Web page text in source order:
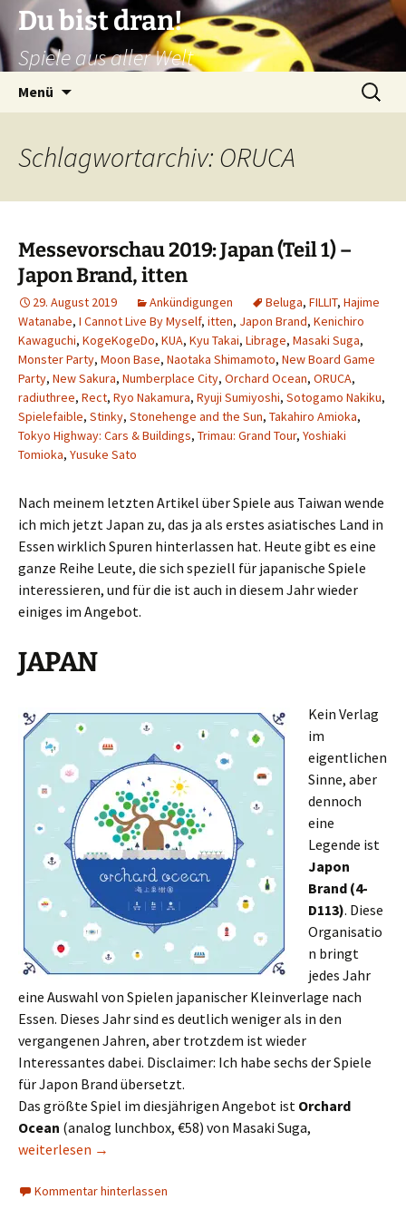
Zum
Inhalt
springen
Du bist dran!
Spiele aus aller Welt
Menü
Suchen
nach:
Schlagwortarchiv: ORUCA
Messevorschau 2019: Japan (Teil 1) –
Japon Brand, itten
29. August 2019 Ankündigungen Beluga, FILLIT, Hajime
Watanabe, I Cannot Live By Myself, itten, Japon Brand, Kenichiro
Kawaguchi, KogeKogeDo, KUA, Kyu Takai, Librage, Masaki Suga,
Monster Party, Moon Base, Naotaka Shimamoto, New Board Game
Party, New Sakura, Numberplace City, Orchard Ocean, ORUCA,
radiuthree, Rect, Ryo Nakamura, Ryuji Sumiyoshi, Sotogamo Nakiku,
Spielefaible, Stinky, Stonehenge and the Sun, Takahiro Amioka,
Tokyo Highway: Cars & Buildings, Trimau: Grand Tour, Yoshiaki
Tomioka, Yusuke Sato
Nach meinem letzten Artikel über Spiele aus Taiwan wende
ich mich jetzt Japan zu, das ja als erstes asiatisches Land in
Essen wirklich Spuren hinterlassen hat. Heute gibt es eine
ganze Reihe Leute, die sich speziell für japanische Spiele
interessieren, und für die ist auch in diesem Jahr wieder
einiges im Angebot.
JAPAN
Kein Verlag
im
eigentlichen
Sinne, aber
dennoch
eine
Legende ist
Japon
Brand (4-
D113). Diese
Organisatio
n bringt
jedes Jahr
eine Auswahl von Spielen japanischer Kleinverlage nach
Essen. Dieses Jahr sind es deutlich weniger als in den
vergangenen Jahren, aber trotzdem ist wieder
Interessantes dabei. Disclaimer: Ich habe sechs der Spiele
für Japon Brand übersetzt.
Das größte Spiel im diesjährigen Angebot ist Orchard
Ocean (analog lunchbox, €58) von Masaki Suga,
Messevorschau 2019: Japan (Teil 1) – Japon Brand, itten
weiterlesen →
Kommentar hinterlassen